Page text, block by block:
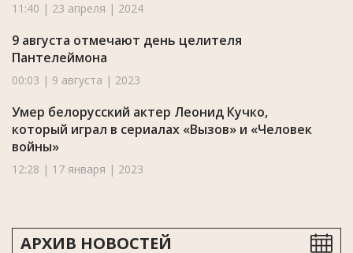
11:40 | 23 апреля | 2024
9 августа отмечают день целителя
Пантелеймона
00:03 | 9 августа | 2023
Умер белорусский актер Леонид Кучко,
который играл в сериалах «Вызов» и «Человек
войны»
12:28 | 17 января | 2023
АРХИВ НОВОСТЕЙ